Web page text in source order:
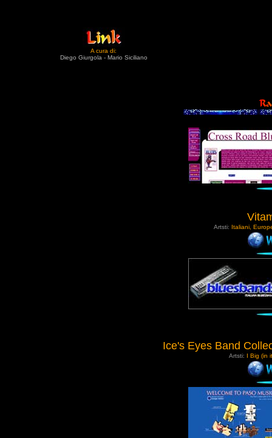
A cura di:
Diego Giurgola - Mario Siciliano
Artsti: Italiani,
Ice's Eyes Band
Artsti: I Big (in